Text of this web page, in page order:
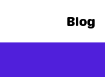
Blog